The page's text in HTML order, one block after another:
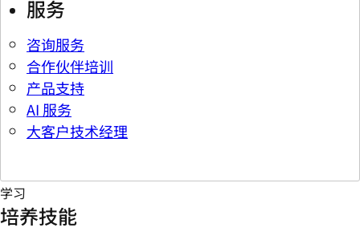
服务
咨询服务
合作伙伴培训
产品支持
AI 服务
大客户技术经理
学习
培养技能